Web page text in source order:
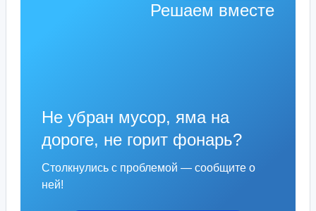
Решаем вместе
Не убран мусор, яма на
дороге, не горит фонарь?
Столкнулись с проблемой — сообщите о
ней!